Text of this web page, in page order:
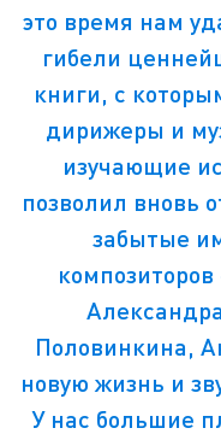
это время нам
гибели
книги, с
дирижеры и
изучающие
позволил вновь
забытые
Половинкина,
новую жизнь и
У нас большие